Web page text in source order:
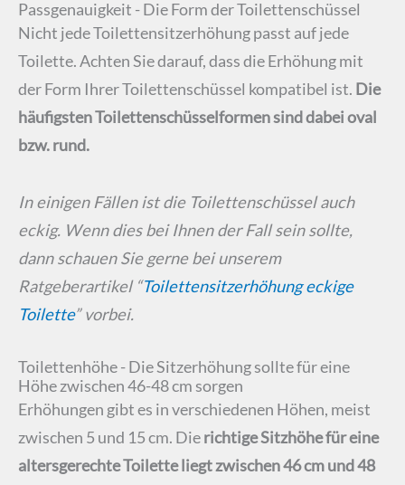
Passgenauigkeit - Die Form der Toilettenschüssel
Nicht jede Toilettensitzerhöhung passt auf jede
Toilette. Achten Sie darauf, dass die Erhöhung mit
der Form Ihrer Toilettenschüssel kompatibel ist. Die
häufigsten Toilettenschüsselformen sind dabei oval
bzw. rund.
In einigen Fällen ist die Toilettenschüssel auch
eckig. Wenn dies bei Ihnen der Fall sein sollte,
dann schauen Sie gerne bei unserem
Ratgeberartikel “Toilettensitzerhöhung eckige
Toilette” vorbei.
Toilettenhöhe - Die Sitzerhöhung sollte für eine
Höhe zwischen 46-48 cm sorgen
Erhöhungen gibt es in verschiedenen Höhen, meist
zwischen 5 und 15 cm. Dierichtige Sitzhöhe für eine
altersgerechte Toilette liegt zwischen 46 cm und 48